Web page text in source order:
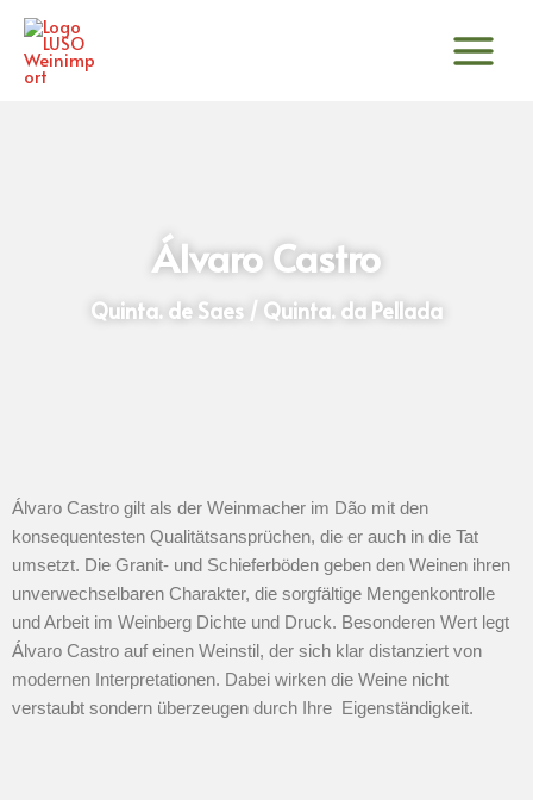
Zum
Inhalt
springen
Álvaro Castro
Quinta. de Saes / Quinta. da Pellada
Álvaro Castro gilt als der Weinmacher im Dão mit den
konsequentesten Qualitätsansprüchen, die er auch in die Tat
umsetzt. Die Granit- und Schieferböden geben den Weinen ihren
unverwechselbaren Charakter, die sorgfältige Mengenkontrolle
und Arbeit im Weinberg Dichte und Druck. Besonderen Wert legt
Álvaro Castro auf einen Weinstil, der sich klar distanziert von
modernen Interpretationen. Dabei wirken die Weine nicht
verstaubt sondern überzeugen durch Ihre Eigenständigkeit.